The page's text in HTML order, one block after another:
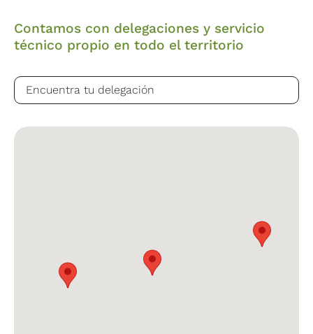
Contamos con delegaciones y servicio
técnico propio en todo el territorio